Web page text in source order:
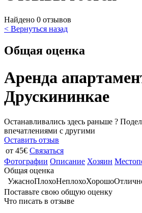
Найдено 0 отзывов
< Вернуться назад
Общая оценка
Аренда
Друскининкае
Останавливались здесь раньше ?
впечатлениями с другими
Оставить отзыв
от 45€ Связаться
Фотографии Описание Хозяин
Общая оценка
УжасноПлохоНеплохоХорошо
Поставьте свою общую оценку
Что писать в отзыве